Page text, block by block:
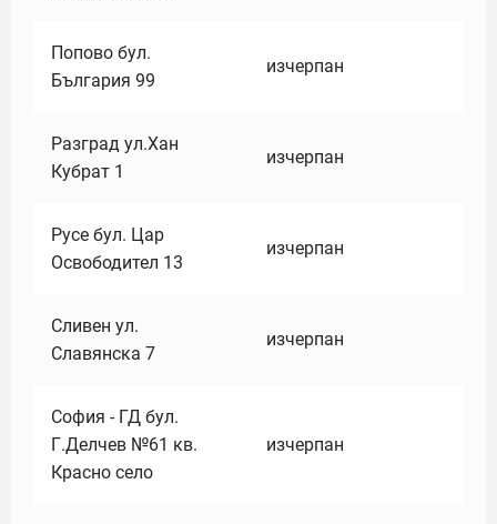
Попово бул.
България 99
изчерпан
Разград ул.Хан
Кубрат 1
изчерпан
Русе бул. Цар
Освободител 13
изчерпан
Сливен ул.
Славянска 7
изчерпан
София - ГД бул.
Г.Делчев №61 кв.
Красно село
изчерпан